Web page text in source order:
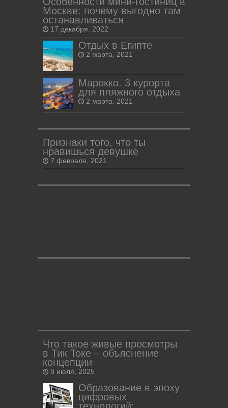
Москве: почему выгодно там
останавливаться
17 декабря, 2022
Отдых в Египте
2 марта, 2021
Марокко. 3 курорта
для пляжного отдыха
2 марта, 2021
Признаки того, что ты
нравишься девушке
7 февраля, 2021
Что такое живые просмотры
в Тик Токе – объяснение
концепции
8 июля, 2025
Образование в эпоху
цифровых
технологий: